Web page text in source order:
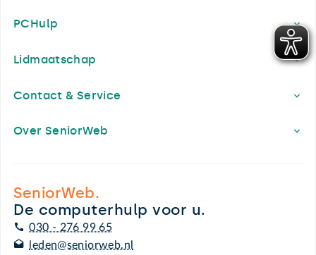
PCHulp
Lidmaatschap
Contact & Service
Over SeniorWeb
SeniorWeb.
De computerhulp voor u.
030 - 276 99 65
leden@seniorweb.nl